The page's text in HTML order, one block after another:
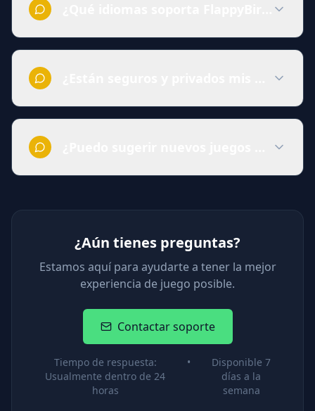
¿Qué idiomas soporta
¿Están seguros y privados mis datos?
¿Puedo sugerir nuevos juegos para
¿Aún tienes preguntas?
Estamos aquí para ayudarte a tener la mejor
experiencia de juego posible.
Contactar soporte
Tiempo de respuesta:
Usualmente dentro de 24
horas
•
Disponible 7
días a la
semana